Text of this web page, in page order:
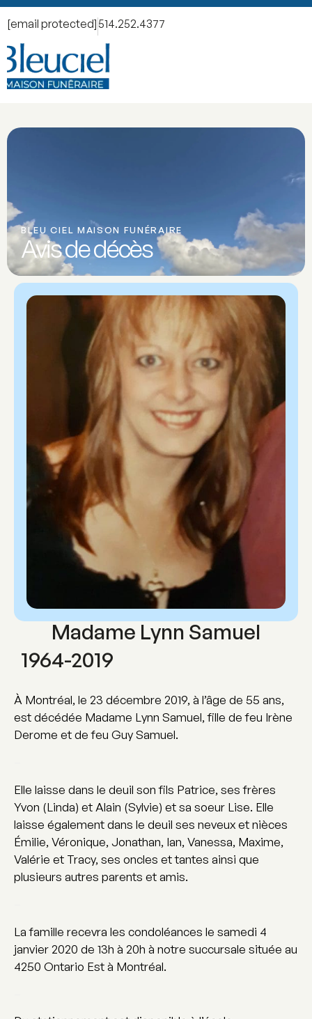
[email protected] 514.252.4377
BLEU CIEL MAISON FUNÉRAIRE
Avis de décès
À Montréal, le 23 décembre 2019, à l’âge de 55 ans,
est décédée Madame Lynn Samuel, fille de feu Irène
Derome et de feu Guy Samuel.
Elle laisse dans le deuil son fils Patrice, ses frères
Yvon (Linda) et Alain (Sylvie) et sa soeur Lise. Elle
laisse également dans le deuil ses neveux et nièces
Émilie, Véronique, Jonathan, Ian, Vanessa, Maxime,
Valérie et Tracy, ses oncles et tantes ainsi que
plusieurs autres parents et amis.
La famille recevra les condoléances le samedi 4
janvier 2020 de 13h à 20h à notre succursale située au
4250 Ontario Est à Montréal.
Madame Lynn Samuel
1964-2019